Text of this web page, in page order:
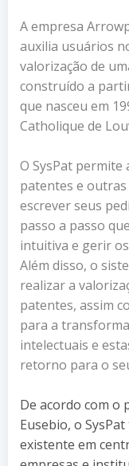
A empresa
auxilia usuários
valorização de
construído a
que nasceu em
Catholique de
O SysPat
patentes e
escrever seus
passo a passo
intuitiva e gerir
Além disso, o
realizar a
patentes, assim
para a
intelectuais e
retorno para o
De acordo com o
Eusebio, o
existente em